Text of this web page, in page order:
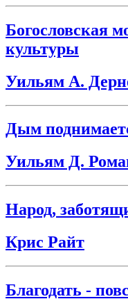
Богословская
культуры
Уильям А.
Дым
Уильям Д.
Народ,
Крис Райт
Благодать -